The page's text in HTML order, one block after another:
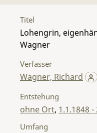
Titel
Lohengrin,
Wagner
Verfasser
Wagner, Richard
Entstehung
ohne Ort, 1.1.1848 -
Umfang